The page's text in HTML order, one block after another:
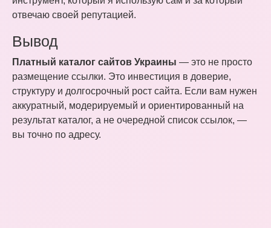
отвечаю своей репутацией.
Вывод
Платный каталог сайтов Украины — это не просто
размещение ссылки. Это инвестиция в доверие,
структуру и долгосрочный рост сайта. Если вам нужен
аккуратный, модерируемый и ориентированный на
результат каталог, а не очередной список ссылок, —
вы точно по адресу.